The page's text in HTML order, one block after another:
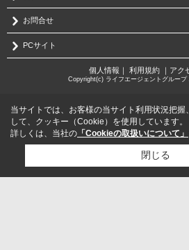
お問合せ
PCサイト
個人情報 ｜ 利用規約｜ アク
Copyright(c) ライフエージェントグループ
当サイトでは、お客様の当サイト利用状況把握
して、クッキー（Cookie）を使用しています。
詳しくは、当社の 「Cookieの取扱いについて」
閉じる